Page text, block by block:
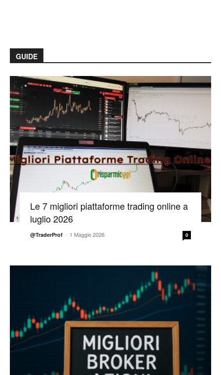
GUIDE
Le 7 migliori piattaforme trading online a
luglio 2026
@TraderProf - 1 Maggio 2026 0